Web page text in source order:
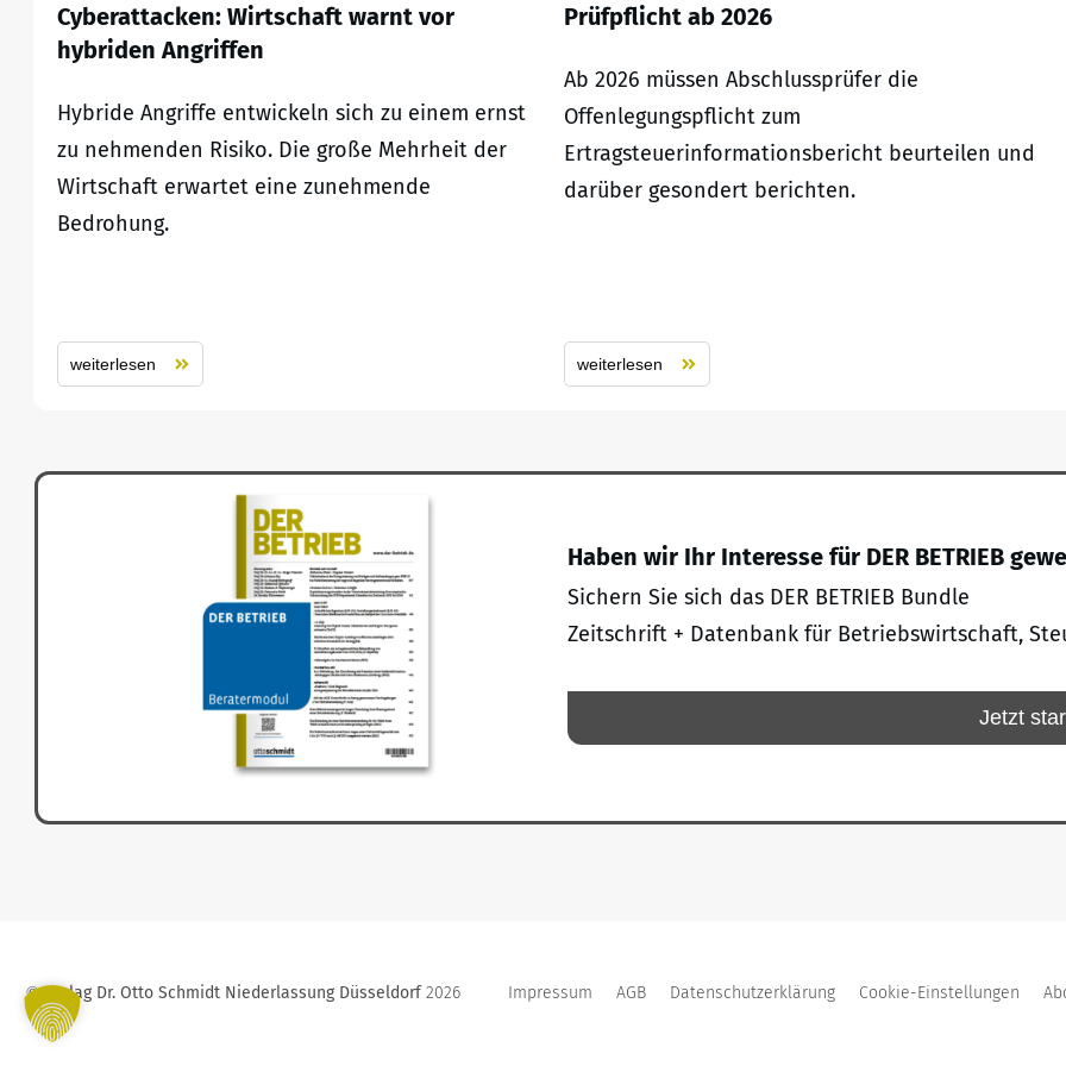
Cyberattacken: Wirtschaft warnt vor
hybriden Angriffen
Hybride Angriffe entwickeln sich zu einem ernst
zu nehmenden Risiko. Die große Mehrheit der
Wirtschaft erwartet eine zunehmende
Bedrohung.
weiterlesen
Prüfpflicht ab 2026
Ab 2026 müssen Abschlussprüfer die
Offenlegungspflicht zum
Ertragsteuerinformationsbericht beurteilen und
darüber gesondert berichten.
weiterlesen
Haben wir Ihr Interesse für DER BETRIEB
Sichern Sie sich das DER BETRIEB Bundle
Zeitschrift + Datenbank für Betriebswirtschaft,
Jetzt
©Verlag Dr. Otto Schmidt Niederlassung Düsseldorf 2026 Impressum AGB Datenschutzerklärung Cookie-Einstellungen